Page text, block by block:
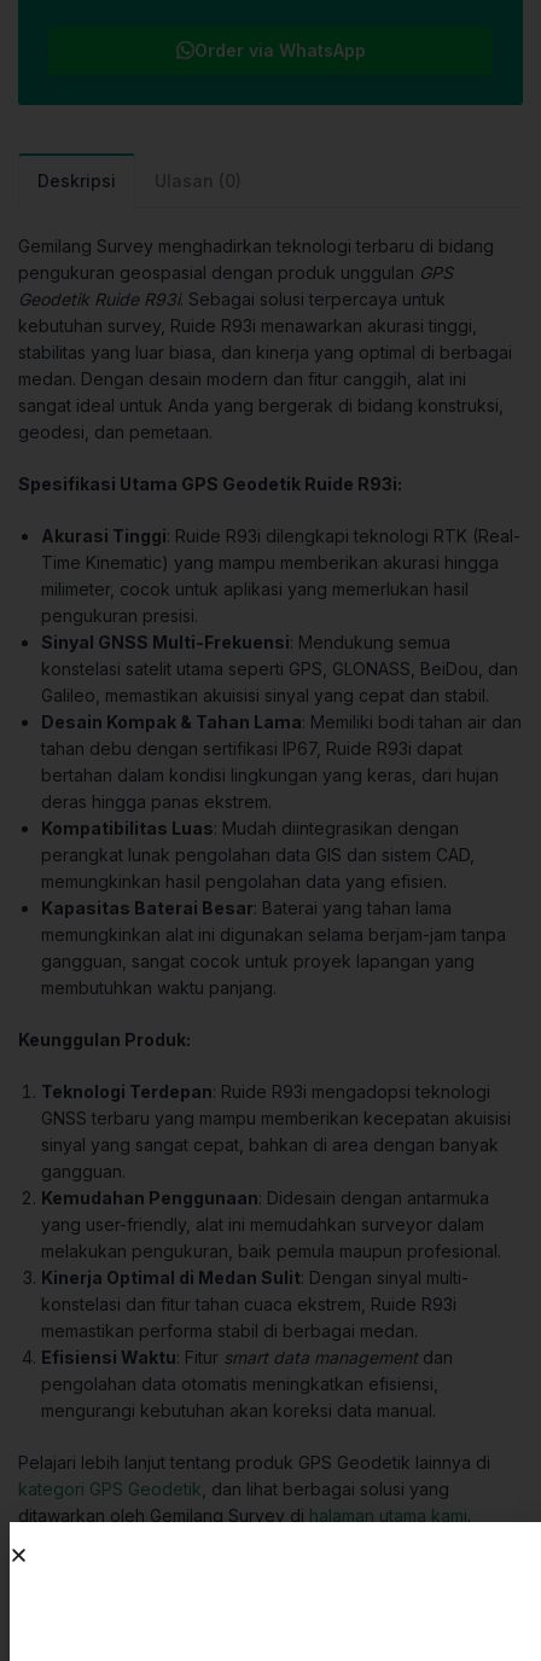
Order via WhatsApp
Deskripsi Ulasan (0)
Gemilang Survey menghadirkan teknologi terbaru di bidang
pengukuran geospasial dengan produk unggulan GPS
Geodetik Ruide R93i. Sebagai solusi terpercaya untuk
kebutuhan survey, Ruide R93i menawarkan akurasi tinggi,
stabilitas yang luar biasa, dan kinerja yang optimal di berbagai
medan. Dengan desain modern dan fitur canggih, alat ini
sangat ideal untuk Anda yang bergerak di bidang konstruksi,
geodesi, dan pemetaan.
Spesifikasi Utama GPS Geodetik Ruide R93i:
Akurasi Tinggi: Ruide R93i dilengkapi teknologi RTK (Real-
Time Kinematic) yang mampu memberikan akurasi hingga
milimeter, cocok untuk aplikasi yang memerlukan hasil
pengukuran presisi.
Sinyal GNSS Multi-Frekuensi: Mendukung semua
konstelasi satelit utama seperti GPS, GLONASS, BeiDou, dan
Galileo, memastikan akuisisi sinyal yang cepat dan stabil.
Desain Kompak & Tahan Lama: Memiliki bodi tahan air dan
tahan debu dengan sertifikasi IP67, Ruide R93i dapat
bertahan dalam kondisi lingkungan yang keras, dari hujan
deras hingga panas ekstrem.
Kompatibilitas Luas: Mudah diintegrasikan dengan
perangkat lunak pengolahan data GIS dan sistem CAD,
memungkinkan hasil pengolahan data yang efisien.
Kapasitas Baterai Besar: Baterai yang tahan lama
memungkinkan alat ini digunakan selama berjam-jam tanpa
gangguan, sangat cocok untuk proyek lapangan yang
membutuhkan waktu panjang.
Keunggulan Produk:
Teknologi Terdepan: Ruide R93i mengadopsi teknologi
GNSS terbaru yang mampu memberikan kecepatan akuisisi
sinyal yang sangat cepat, bahkan di area dengan banyak
gangguan.
Kemudahan Penggunaan: Didesain dengan antarmuka
yang user-friendly, alat ini memudahkan surveyor dalam
melakukan pengukuran, baik pemula maupun profesional.
Kinerja Optimal di Medan Sulit: Dengan sinyal multi-
konstelasi dan fitur tahan cuaca ekstrem, Ruide R93i
memastikan performa stabil di berbagai medan.
Efisiensi Waktu: Fitur smart data managementdan
pengolahan data otomatis meningkatkan efisiensi,
mengurangi kebutuhan akan koreksi data manual.
Pelajari lebih lanjut tentang produk GPS Geodetik lainnya di
kategori GPS Geodetik , dan lihat berbagai solusi yang
ditawarkan oleh Gemilang Survey di halaman utama kami.
Untuk informasi lebih lengkap mengenai spesifikasi dan fitur